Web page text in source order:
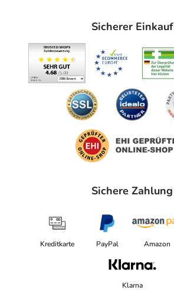
Sicherer Einkauf
Sichere Zahlung
Kreditkarte PayPal Amazon
Klarna